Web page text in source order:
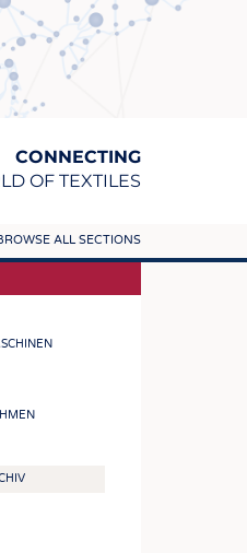
CONNECTING
OF TEXTILES
ALL SECTIONS